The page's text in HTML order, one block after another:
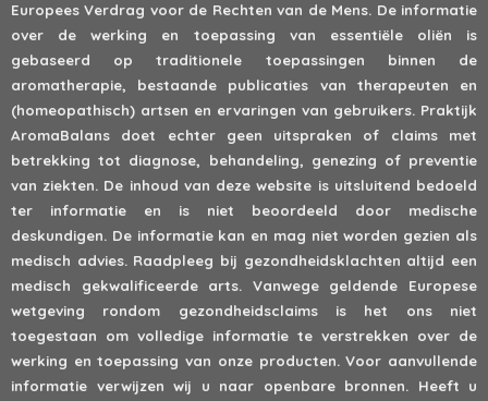
Europees Verdrag voor de Rechten van de Mens. De informatie
over de werking en toepassing van essentiële oliën is
gebaseerd op traditionele toepassingen binnen de
aromatherapie, bestaande publicaties van therapeuten en
(homeopathisch) artsen en ervaringen van gebruikers. Praktijk
AromaBalans doet echter geen uitspraken of claims met
betrekking tot diagnose, behandeling, genezing of preventie
van ziekten. De inhoud van deze website is uitsluitend bedoeld
ter informatie en is niet beoordeeld door medische
deskundigen. De informatie kan en mag niet worden gezien als
medisch advies. Raadpleeg bij gezondheidsklachten altijd een
medisch gekwalificeerde arts. Vanwege geldende Europese
wetgeving rondom gezondheidsclaims is het ons niet
toegestaan om volledige informatie te verstrekken over de
werking en toepassing van onze producten. Voor aanvullende
informatie verwijzen wij u naar openbare bronnen. Heeft u